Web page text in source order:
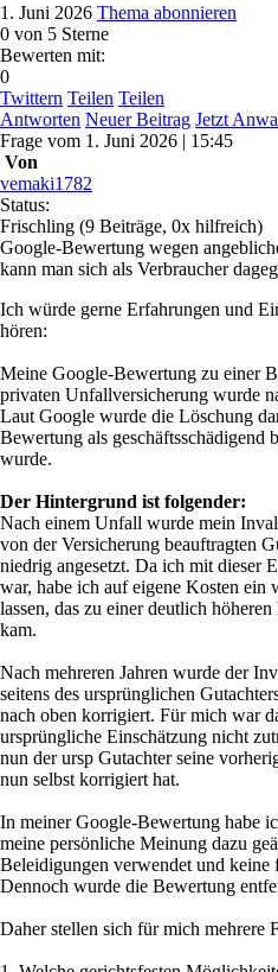
1. Juni 2026 Thema abonnieren
0 von 5 Sterne
Bewerten mit:
0
Twittern Teilen Teilen
Antworten Neuer Beitrag Jetzt
Frage vom 1. Juni 2026 | 15:45
Von
vemaki1782
Status:
Frischling (9 Beiträge, 0x hilfreich)
Google-Bewertung wegen
kann man sich als Verbraucher
Ich würde gerne Erfahrungen und
hören:
Meine Google-Bewertung zu einer
privaten Unfallversicherung wurde
Laut Google wurde die Löschung
Bewertung als geschäftsschädigend
wurde.
Der Hintergrund ist folgender:
Nach einem Unfall wurde mein
von der Versicherung beauftragten
niedrig angesetzt. Da ich mit dieser
war, habe ich auf eigene Kosten ein
lassen, das zu einer deutlich
kam.
Nach mehreren Jahren wurde der
seitens des ursprünglichen
nach oben korrigiert. Für mich war
ursprüngliche Einschätzung nicht
nun der ursp Gutachter seine
nun selbst korrigiert hat.
In meiner Google-Bewertung habe
meine persönliche Meinung dazu
Beleidigungen verwendet und keine
Dennoch wurde die Bewertung
Daher stellen sich für mich mehrere